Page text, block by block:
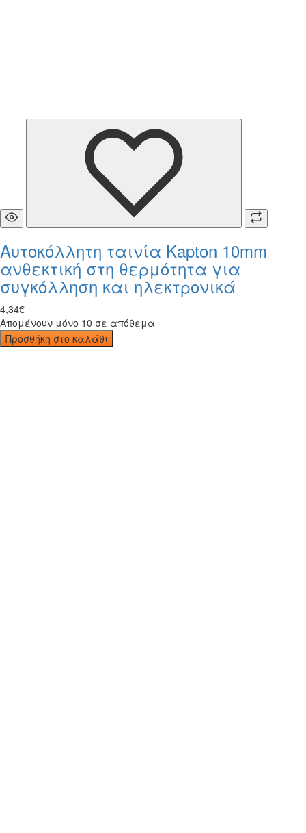
Αυτοκόλλητη ταινία Kapton 10mm
ανθεκτική στη θερμότητα για
συγκόλληση και ηλεκτρονικά
4,34€
Απομένουν μόνο 10 σε απόθεμα
Προσθήκη στο καλάθι